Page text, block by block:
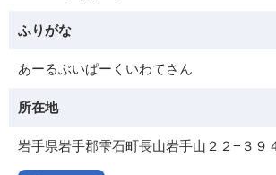
ふりがな
あーるぶいぱーくいわてさん
所在地
岩手県岩手郡雫石町長山岩手山２２−３９